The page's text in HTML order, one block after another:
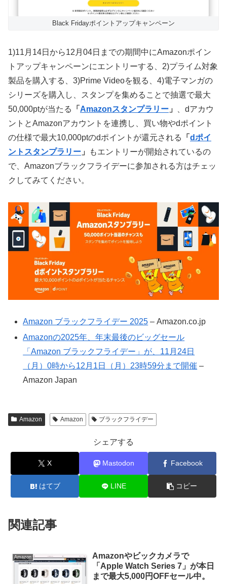
Black Fridayポイントアップキャンペーン
1)11月14日から12月04日までの期間中にAmazonポイン
トアップキャンペーンにエントリーする、2)プライム対象
製品を購入する、3)Prime Videoを観る、4)電子マンガの
シリーズを購入し、スタンプを集めることで抽選で最大
50,000ptが当たる
「 Amazonスタンプラリー 」
、dアカウ
ントとAmazonアカウントを連携し、買い物やdポイント
の仕様で最大10,000ptのdポイントが還元される
「 dポイ
ントスタンプラリー 」
もエントリーが開始されているの
で、Amazonブラックフライデーに参加される方はチェッ
クしてみてください。
Amazon ブラックフライデー 2025 – Amazon.co.jp
Amazonの2025年、年末最後のビッグセール
「Amazon ブラックフライデー」が、11月24日
（月）0時から12月1日（月）23時59分まで開催 –
Amazon Japan
Amazon Amazon ブラックフライデー
シェアする
X Mastodon Facebook
はてブ LINE コピー
関連記事
Amazon
Amazonやビックカメラで
「Apple Watch Series 7」が本日
まで最大5,000円OFFセール中。